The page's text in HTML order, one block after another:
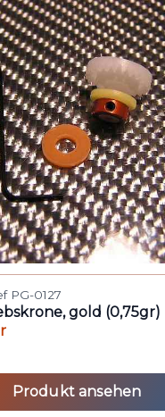
PG-0127
gold (0,75gr)
Produkt ansehen